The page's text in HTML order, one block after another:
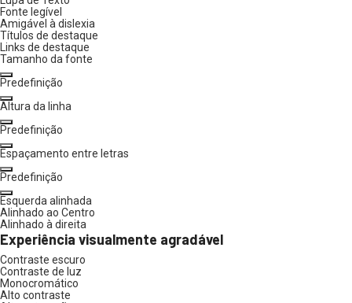
Fonte legível
Amigável à dislexia
Títulos de destaque
Links de destaque
Tamanho da fonte
Predefinição
Altura da linha
Predefinição
Espaçamento entre letras
Predefinição
Esquerda alinhada
Alinhado ao Centro
Alinhado à direita
Experiência visualmente agradável
Contraste escuro
Contraste de luz
Monocromático
Alto contraste